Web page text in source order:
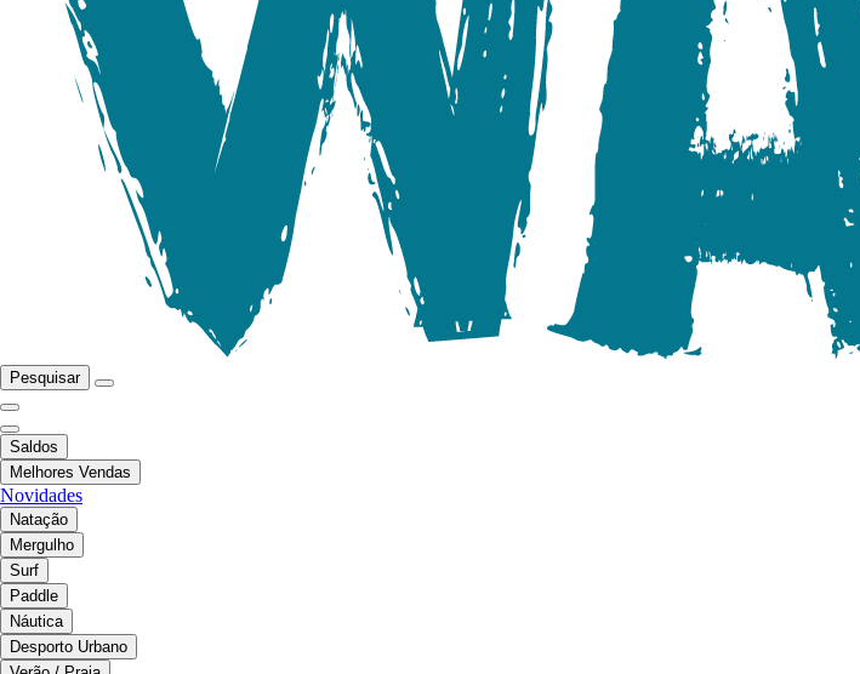
Pesquisar
Saldos
Melhores Vendas
Novidades
Natação
Mergulho
Surf
Paddle
Náutica
Desporto Urbano